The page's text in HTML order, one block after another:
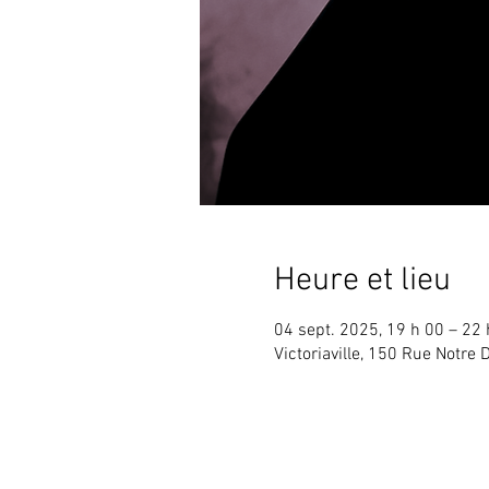
Heure et lieu
04 sept. 2025, 19 h 00 – 22
Victoriaville, 150 Rue Notre